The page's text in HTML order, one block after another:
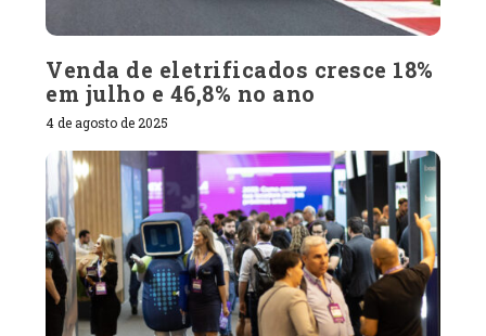
Venda de eletrificados cresce 18%
em julho e 46,8% no ano
4 de agosto de 2025